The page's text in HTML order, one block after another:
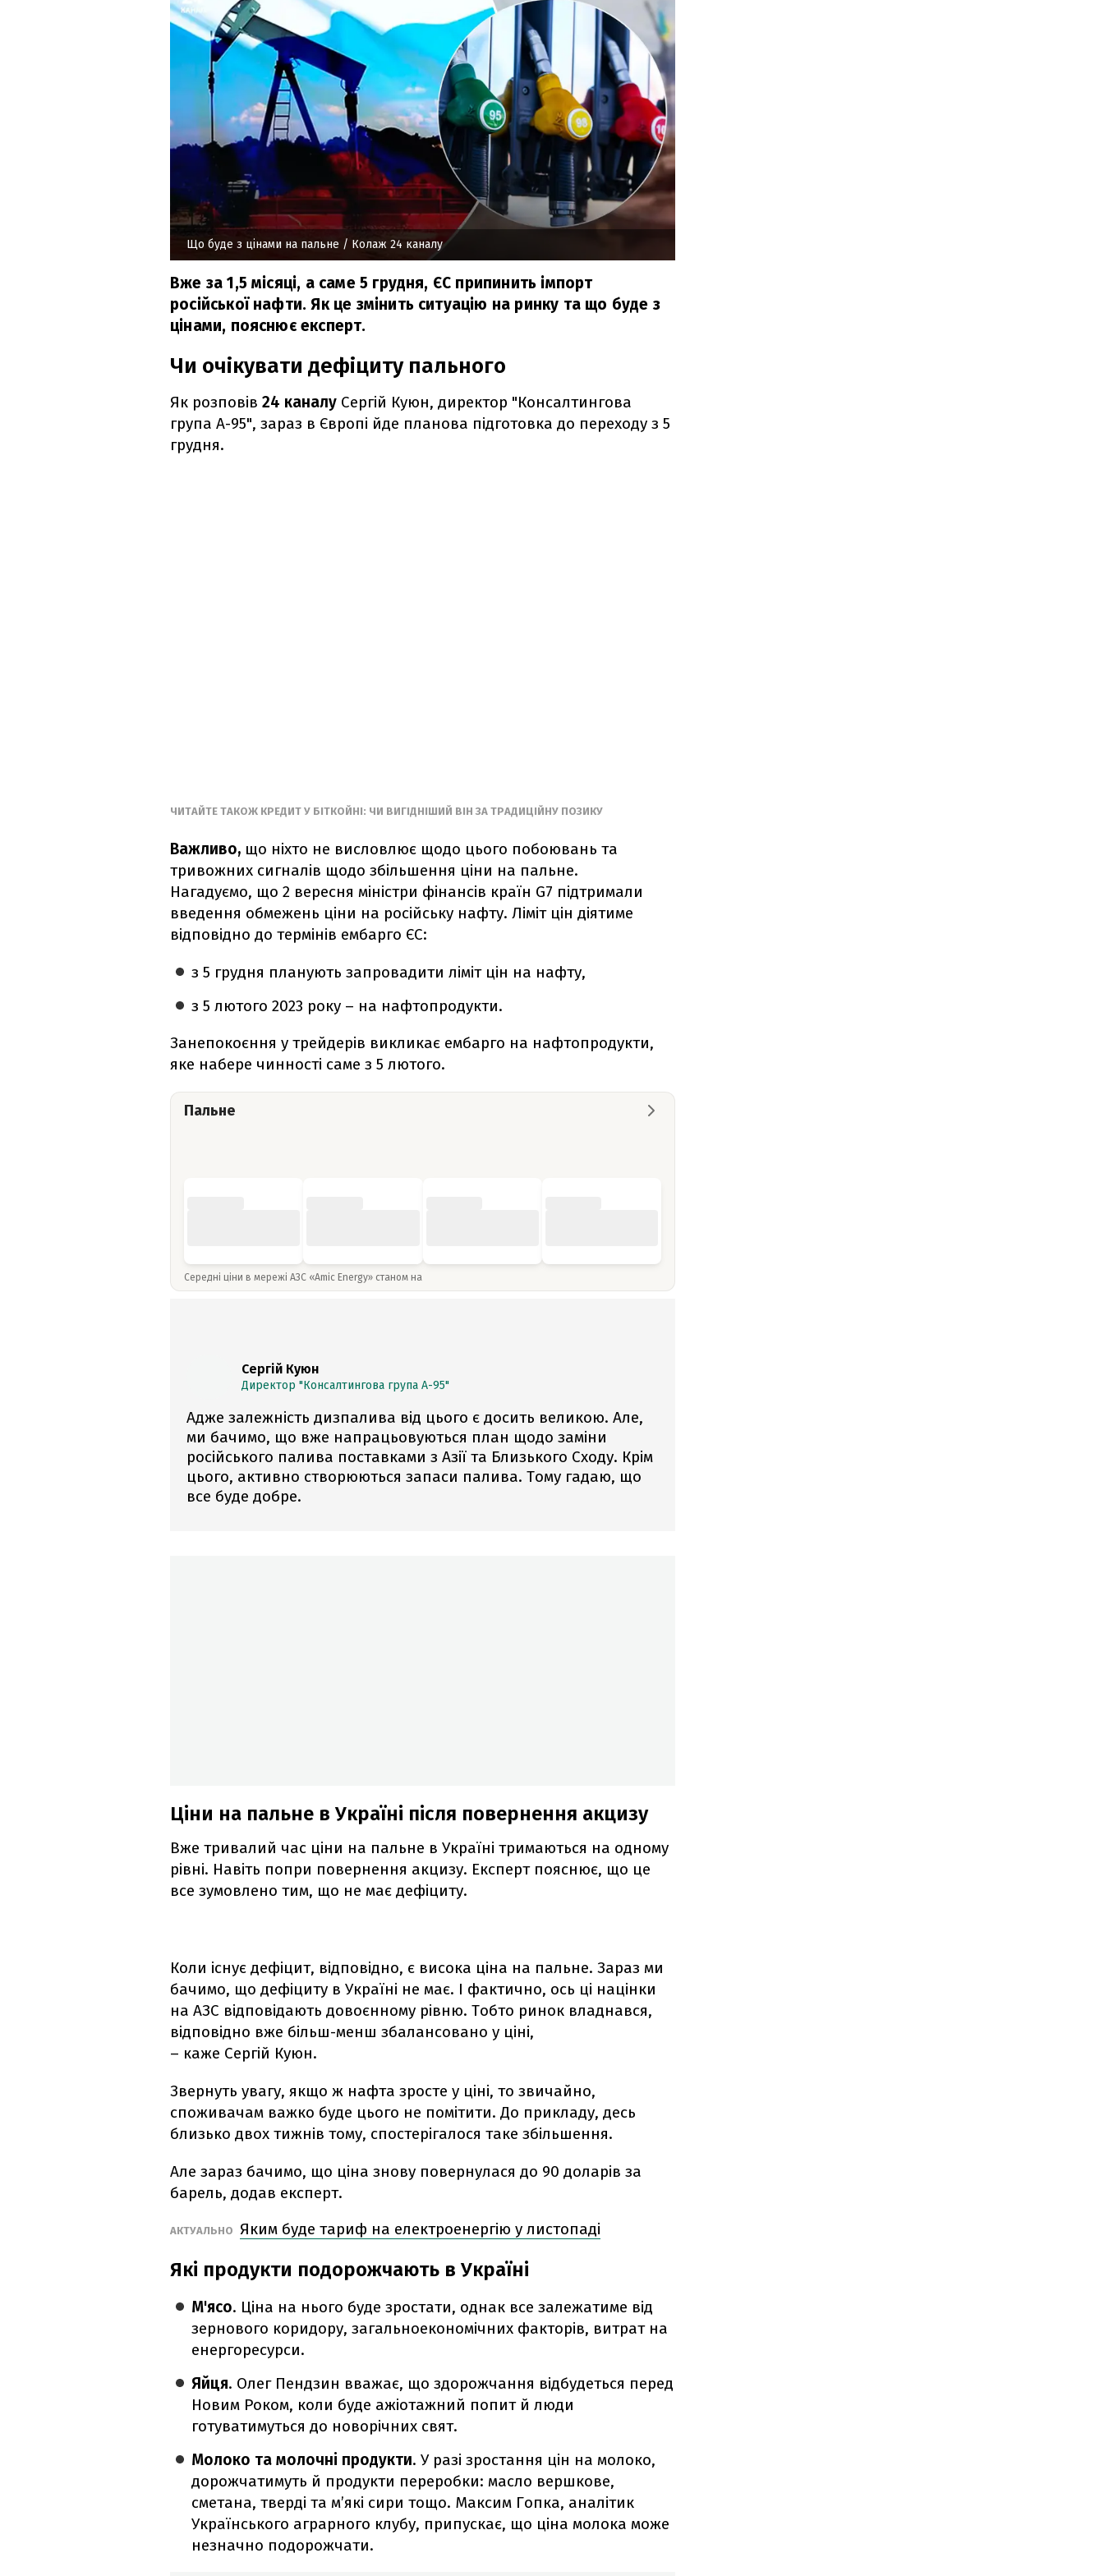
Що буде з цінами на пальне / Колаж 24 каналу
Вже за 1,5 місяці, а саме 5 грудня, ЄС припинить імпорт
російської нафти. Як це змінить ситуацію на ринку та що буде з
цінами, пояснює експерт.
Чи очікувати дефіциту пального
Як розповів 24 каналу Сергій Куюн, директор "Консалтингова
група А-95", зараз в Європі йде планова підготовка до переходу з 5
грудня.
ЧИТАЙТЕ ТАКОЖ КРЕДИТ У БІТКОЙНІ: ЧИ ВИГІДНІШИЙ ВІН ЗА ТРАДИЦІЙНУ ПОЗИКУ
Важливо, що ніхто не висловлює щодо цього побоювань та
тривожних сигналів щодо збільшення ціни на пальне.
Нагадуємо, що 2 вересня міністри фінансів країн G7 підтримали
введення обмежень ціни на російську нафту. Ліміт цін діятиме
відповідно до термінів ембарго ЄС:
з 5 грудня планують запровадити ліміт цін на нафту,
з 5 лютого 2023 року – на нафтопродукти.
Занепокоєння у трейдерів викликає ембарго на нафтопродукти,
яке набере чинності саме з 5 лютого.
Пальне
Середні ціни в мережі АЗС «Amic Energy» станом на
Сергій Куюн
Директор "Консалтингова група А-95"
Адже залежність дизпалива від цього є досить великою. Але,
ми бачимо, що вже напрацьовуються план щодо заміни
російського палива поставками з Азії та Близького Сходу. Крім
цього, активно створюються запаси палива. Тому гадаю, що
все буде добре.
Ціни на пальне в Україні після повернення акцизу
Вже тривалий час ціни на пальне в Україні тримаються на одному
рівні. Навіть попри повернення акцизу. Експерт пояснює, що це
все зумовлено тим, що не має дефіциту.
Коли існує дефіцит, відповідно, є висока ціна на пальне. Зараз ми
бачимо, що дефіциту в Україні не має. І фактично, ось ці націнки
на АЗС відповідають довоєнному рівню. Тобто ринок владнався,
відповідно вже більш-менш збалансовано у ціні,
– каже Сергій Куюн.
Звернуть увагу, якщо ж нафта зросте у ціні, то звичайно,
споживачам важко буде цього не помітити. До прикладу, десь
близько двох тижнів тому, спостерігалося таке збільшення.
Але зараз бачимо, що ціна знову повернулася до 90 доларів за
барель, додав експерт.
АКТУАЛЬНО Яким буде тариф на електроенергію у листопаді
Які продукти подорожчають в Україні
М'ясо. Ціна на нього буде зростати, однак все залежатиме від
зернового коридору, загальноекономічних факторів, витрат на
енергоресурси.
Яйця. Олег Пендзин вважає, що здорожчання відбудеться перед
Новим Роком, коли буде ажіотажний попит й люди
готуватимуться до новорічних свят.
Молоко та молочні продукти. У разі зростання цін на молоко,
дорожчатимуть й продукти переробки: масло вершкове,
сметана, тверді та м’які сири тощо. Максим Гопка, аналітик
Українського аграрного клубу, припускає, що ціна молока може
незначно подорожчати.